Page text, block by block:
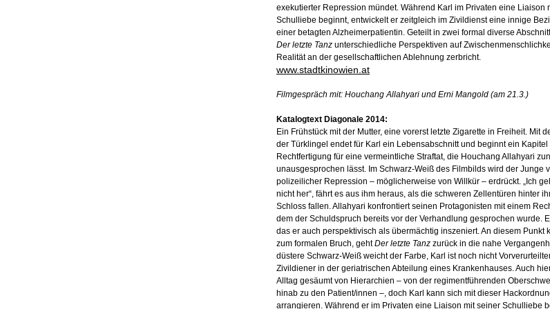
exekutierter Repression mündet. Während Karl im Privaten eine Liaison
Schulliebe beginnt, entwickelt er zeitgleich im Zivildienst eine innige
einer betagten Alzheimerpatientin. Geteilt in zwei formal diverse
Der letzte Tanz unterschiedliche Perspektiven auf
Realität an der gesellschaftlichen Ablehnung zerbricht.
www.stadtkinowien.at
Filmgespräch mit: Houchang Allahyari und Erni Mangold (am 21.3.)
Katalogtext Diagonale 2014:
Ein Frühstück mit der Mutter, eine vorerst letzte Zigarette in Freiheit. Mit
der Türklingel endet für Karl ein Lebensabschnitt und beginnt ein Kapitel
Rechtfertigung für eine vermeintliche Straftat, die Houchang Allahyari
unausgesprochen lässt. Im Schwarz-Weiß des Filmbilds wird der Junge
polizeilicher Repression – möglicherweise von Willkür – erdrückt. „Ich
nicht her“, fährt es aus ihm heraus, als die schweren Zellentüren hinter
Schloss fallen. Allahyari konfrontiert seinen Protagonisten mit einem
dem der Schuldspruch bereits vor der Verhandlung gesprochen wurde.
das er auch perspektivisch als übermächtig inszeniert. An diesem Punkt
zum formalen Bruch, gehtDer letzte Tanz zurück in die nahe
düstere Schwarz-Weiß weicht der Farbe, Karl ist noch nicht
Zivildiener in der geriatrischen Abteilung eines Krankenhauses. Auch
Alltag gesäumt von Hierarchien – von der regimentführenden
hinab zu den Patient/innen –, doch Karl kann sich mit dieser
arrangieren. Während er im Privaten eine Liaison mit seiner Schulliebe